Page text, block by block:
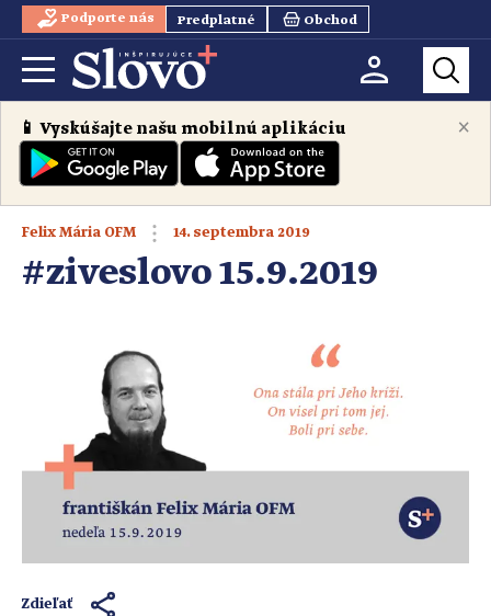
Podporte nás Predplatné Obchod
×
📱 Vyskúšajte našu mobilnú aplikáciu
Felix Mária OFM 14. septembra 2019
#ziveslovo 15.9.2019
Zdieľať